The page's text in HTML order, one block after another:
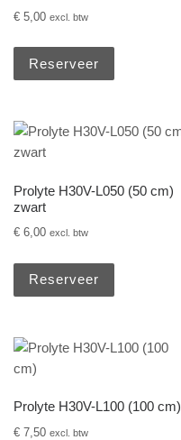
€ 5,00 excl. btw
Reserveer
Prolyte H30V-L050 (50 cm)
zwart
€ 6,00 excl. btw
Reserveer
Prolyte H30V-L100 (100 cm)
€ 7,50 excl. btw